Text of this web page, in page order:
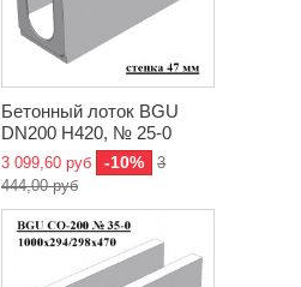
Бетонный лоток BGU
DN200 H420, № 25-0
3 099,60 руб -10%
3
444,00 руб